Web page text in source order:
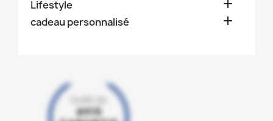
Lifestyle

cadeau personnalisé 